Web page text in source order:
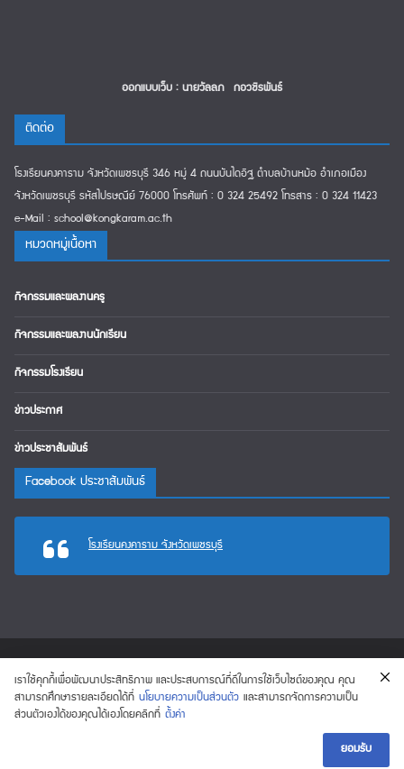
ออกแบบเว็บ : นายวัลลภ กอวชิรพันธ์
ติดต่อ
โรงเรียนคงคาราม จังหวัดเพชรบุรี 346 หมู่ 4 ถนนบันไดอิฐ ตำบลบ้านหม้อ อำเภอเมือง
จังหวัดเพชรบุรี รหัสไปรษณีย์ 76000 โทรศัพท์ : 0 324 25492 โทรสาร : 0 324 11423
e-Mail : school@kongkaram.ac.th
หมวดหมู่เนืื้อหา
กิจกรรมและผลงานครู
กิจกรรมและผลงานนักเรียน
กิจกรรมโรงเรียน
ข่าวประกาศ
ข่าวประชาสัมพันธ์
Facebook ประชาสัมพันธ์
โรงเรียนคงคาราม จังหวัดเพชรบุรี
Copyright © 2026 .: โรงเรียนคงคาราม จังหวัดเพชรบุรี :. . All rights
reserved.
WordPress .
เราใช้คุกกี้เพื่อพัฒนาประสิทธิภาพ และประสบการณ์ที่ดีในการใช้เว็บไซต์ของคุณ คุณ
สามารถศึกษารายละเอียดได้ที่ นโยบายความเป็นส่วนตัว และสามารถจัดการความเป็น
ส่วนตัวเองได้ของคุณได้เองโดยคลิกที่ ตั้งค่า
ยอมรับ